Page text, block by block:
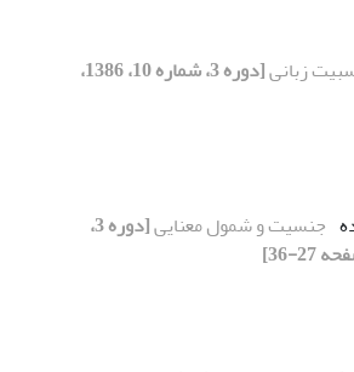
زبانی
[دوره 3، شماره 10، 1386،
جنسیت و شمول معنایی
[دوره 3،